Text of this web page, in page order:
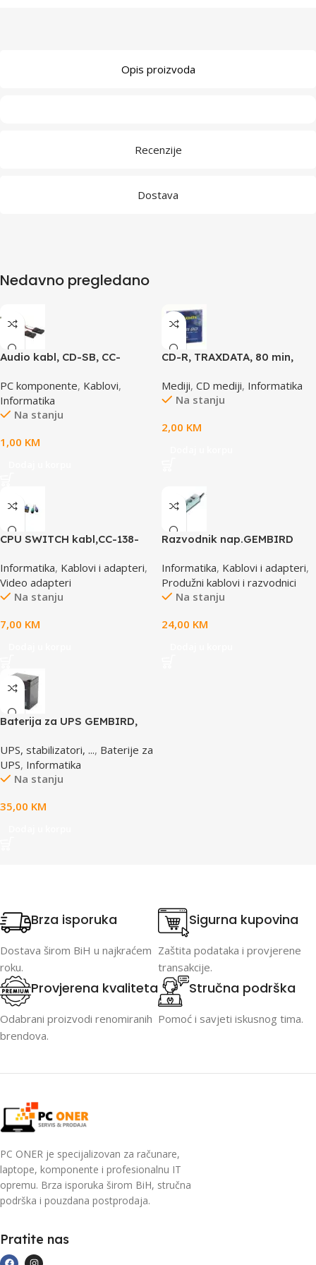
Opis proizvoda
Recenzije
Dostava
Nedavno pregledano
Audio kabl, CD-SB, CC-
PC komponente, Kablovi,
Informatika
Na stanju
1,00 KM
CD-R, TRAXDATA, 80 min,
Mediji, CD mediji, Informatika
Na stanju
2,00 KM
CPU SWITCH kabl,CC-138-
Informatika, Kablovi i adapteri,
Video adapteri
Na stanju
7,00 KM
Razvodnik nap.GEMBIRD
prekidač,3m, osigurač,
prenaponska zaštita
Informatika, Kablovi i adapteri,
Produžni kablovi i razvodnici
Na stanju
24,00 KM
Baterija za UPS GEMBIRD,
UPS, stabilizatori, ..., Baterije za
UPS, Informatika
Na stanju
35,00 KM
Brza isporuka
Dostava širom BiH u najkraćem
roku.
Sigurna kupovina
Zaštita podataka i provjerene
transakcije.
Provjerena kvaliteta
Odabrani proizvodi renomiranih
brendova.
Stručna podrška
Pomoć i savjeti iskusnog tima.
PC ONER je specijalizovan za računare,
laptope, komponente i profesionalnu IT
opremu. Brza isporuka širom BiH, stručna
podrška i pouzdana postprodaja.
Pratite nas